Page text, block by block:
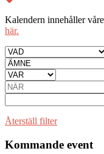
Kalendern innehåller
här.
Återställ filter
Kommande event